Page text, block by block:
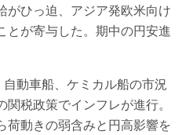
がひっ迫、アジア発欧米向け
とが寄与した。期中の円安進
動車船、ケミカル船の市況
税政策でインフレが進行。
荷動きの弱含みと円高影響を